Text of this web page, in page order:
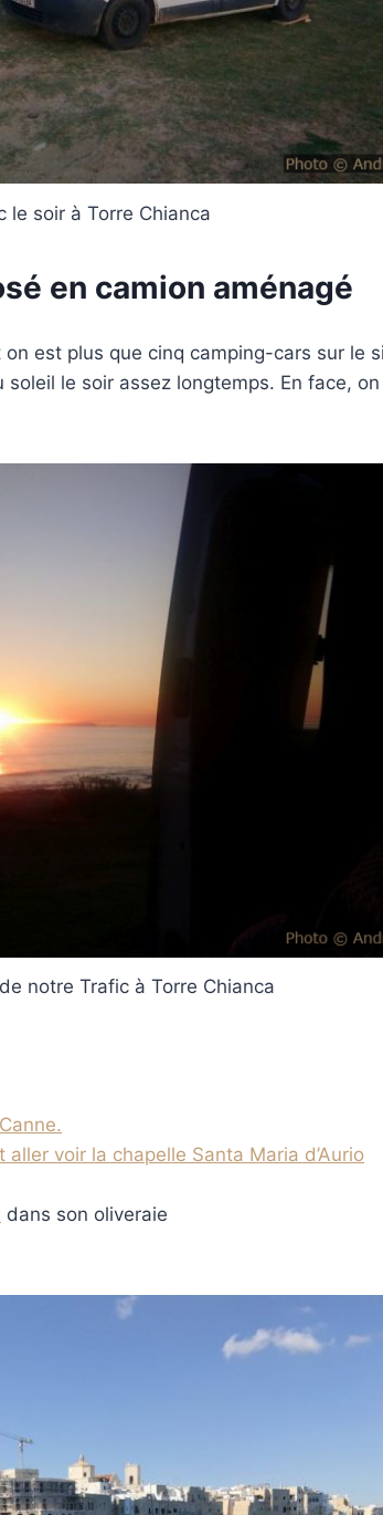
le soir à Torre Chianca
en camion aménagé
est plus que cinq camping-cars sur le
le soir assez longtemps. En face,
notre Trafic à Torre Chianca
aller voir la chapelle Santa Maria d’Aurio
dans son oliveraie